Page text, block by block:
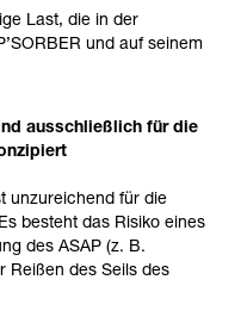
Last, die in der
und auf seinem
ausschließlich für die
unzureichend für die
besteht das Risiko eines
des ASAP (z. B.
Reißen des Seils des